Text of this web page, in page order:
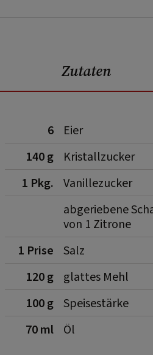
Zutaten
6
Eier
140 g
Kristallzucker
1 Pkg.
Vanillezucker
abgeriebene
von 1 Zitrone
1 Prise
Salz
120 g
glattes Mehl
100 g Speisestärke
70 ml
Öl